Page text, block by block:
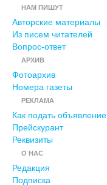
НАМ ПИШУТ
Авторские материалы
Из писем читателей
Вопрос-ответ
АРХИВ
Фотоархив
Номера газеты
РЕКЛАМА
Как подать объявление
Прейскурант
Реквизиты
О НАС
Редакция
Подписка